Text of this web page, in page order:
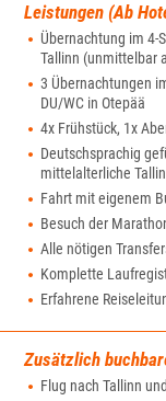
Leistungen (Ab
Übernachtung im 4-
Tallinn (unmittelbar
3 Übernachtungen
DU/WC in Otepää
4x Frühstück, 1x
Deutschsprachig
mittelalterliche
Fahrt mit eigenem
Besuch der
Alle nötigen
Komplette
Erfahrene
Zusätzlich
Flug nach Tallinn